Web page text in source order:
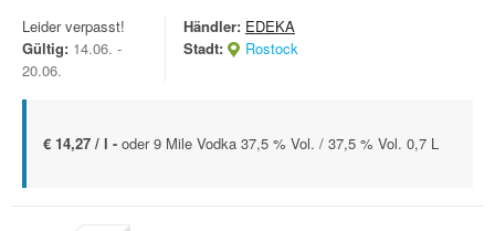
Leider verpasst!
Gültig: 14.06. -
20.06.
Händler: EDEKA
Stadt:
Rostock
€ 14,27 / l - oder 9 Mile Vodka 37,5 % Vol. / 37,5 % Vol. 0,7 L